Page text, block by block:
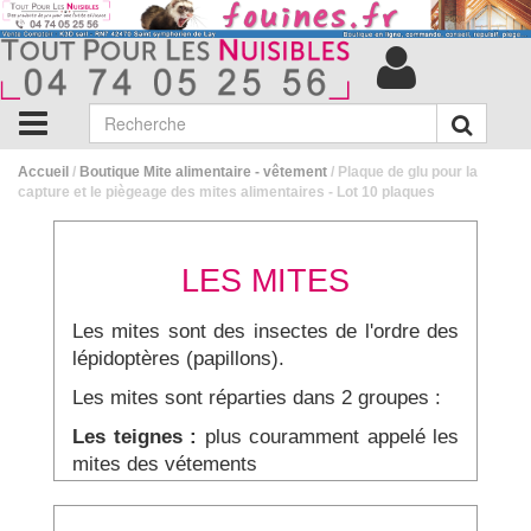
Accueil / Boutique Mite alimentaire - vêtement / Plaque de glu pour la
capture et le piègeage des mites alimentaires - Lot 10 plaques
LES MITES
Les mites sont des insectes de l'ordre des
lépidoptères (papillons).
Les mites sont réparties dans 2 groupes :
Les teignes : plus couramment appelé les
mites des vétements